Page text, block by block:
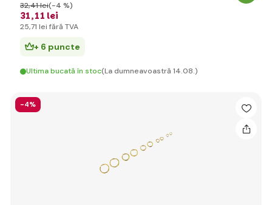
31,11 lei
32,41 lei(-4 %)
25,71 lei fără TVA
+ 6 puncte
Ultima bucată în stoc(La dumneavoastră 14.08.)
-4%